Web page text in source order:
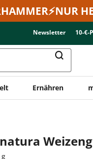
Newsletter 10-€-
Ernähren
g